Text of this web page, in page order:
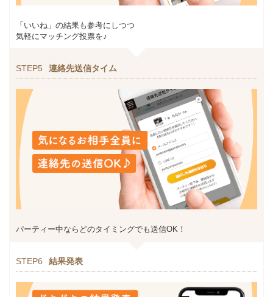
「いいね」の結果も参考にしつつ
気軽にマッチング投票を♪
STEP5 連絡先送信タイム
パーティー中ならどのタイミングでも送信OK！
STEP6 結果発表